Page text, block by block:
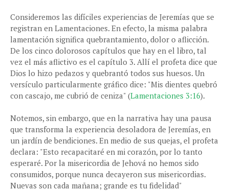
Consideremos las difíciles experiencias de Jeremías que se
registran en Lamentaciones. En efecto, la misma palabra
lamentación significa quebrantamiento, dolor o aflicción.
De los cinco dolorosos capítulos que hay en el libro, tal
vez el más aflictivo es el capítulo 3. Allí el profeta dice que
Dios lo hizo pedazos y quebrantó todos sus huesos. Un
versículo particularmente gráfico dice: "Mis dientes quebró
con cascajo, me cubrió de ceniza" (Lamentaciones 3:16).
Notemos, sin embargo, que en la narrativa hay una pausa
que transforma la experiencia desoladora de Jeremías, en
un jardín de bendiciones. En medio de sus quejas, el profeta
declara: "Esto recapacitaré en mi corazón, por lo tanto
esperaré. Por la misericordia de Jehová no hemos sido
consumidos, porque nunca decayeron sus misericordias.
Nuevas son cada mañana; grande es tu fidelidad"